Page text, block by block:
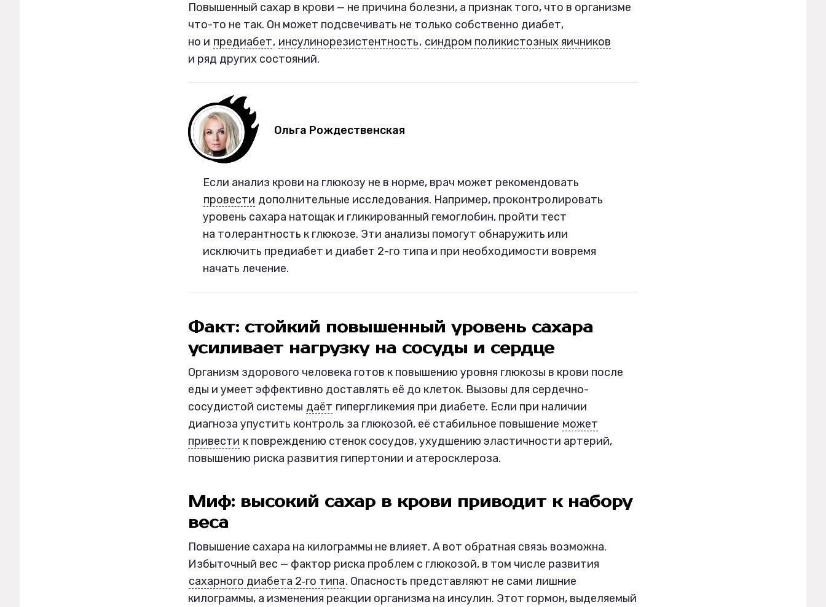
Повышенный сахар в крови — не причина болезни, а признак того, что в организме
что-то не так. Он может подсвечивать не только собственно диабет,
но и предиабет, инсулинорезистентность, синдром поликистозных яичников
и ряд других состояний.
Ольга Рождественская
Если анализ крови на глюкозу не в норме, врач может рекомендовать
провести дополнительные исследования. Например, проконтролировать
уровень сахара натощак и гликированный гемоглобин, пройти тест
на толерантность к глюкозе. Эти анализы помогут обнаружить или
исключить предиабет и диабет 2-го типа и при необходимости вовремя
начать лечение.
Факт: стойкий повышенный уровень сахара
усиливает нагрузку на сосуды и сердце
Организм здорового человека готов к повышению уровня глюкозы в крови после
еды и умеет эффективно доставлять её до клеток. Вызовы для сердечно-
сосудистой системы даёт гипергликемия при диабете. Если при наличии
диагноза упустить контроль за глюкозой, её стабильное повышение может
привести к повреждению стенок сосудов, ухудшению эластичности артерий,
повышению риска развития гипертонии и атеросклероза.
Миф: высокий сахар в крови приводит к набору
веса
Повышение сахара на килограммы не влияет. А вот обратная связь возможна.
Избыточный вес — фактор риска проблем с глюкозой, в том числе развития
сахарного диабета 2‑го типа. Опасность представляют не сами лишние
килограммы, а изменения реакции организма на инсулин. Этот гормон, выделяемый